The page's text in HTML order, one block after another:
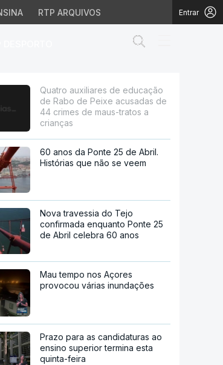
RTP ARQUIVOS Entrar
acusadas de
Quatro auxiliares de educação
de Rabo de Peixe acusadas de
44 crimes de maus-tratos a
crianças
60 anos da Ponte 25 de Abril.
Histórias que não se veem
Nova travessia do Tejo
confirmada enquanto Ponte 25
de Abril celebra 60 anos
Mau tempo nos Açores
provocou várias inundações
Prazo para as candidaturas ao
ensino superior termina esta
quinta-feira